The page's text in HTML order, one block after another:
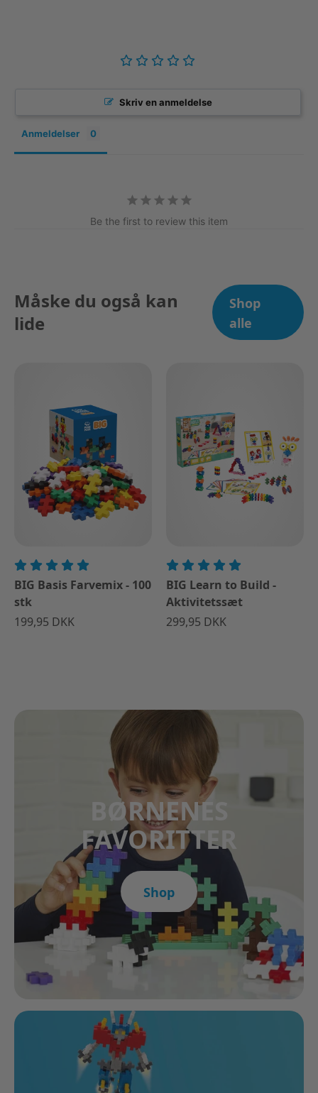
Skriv en anmeldelse
Anmeldelser
Be the first to review this item
Måske du også kan
lide
Shop
alle
BIG Basis Farvemix - 100
stk
199,95 DKK
BIG Learn to Build -
Aktivitetssæt
299,95 DKK
BØRNENES
FAVORITTER
Shop